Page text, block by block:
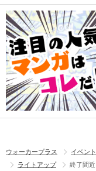
ウォーカープラス イベント
ライトアップ
終了間近